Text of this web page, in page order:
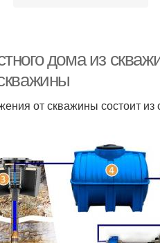
дома из
от скважины состоит